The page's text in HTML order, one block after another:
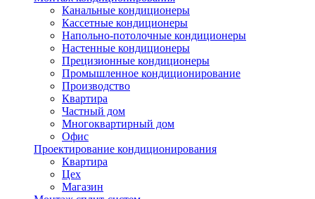
Канальные кондиционеры
Кассетные кондиционеры
Напольно-потолочные кондиционеры
Настенные кондиционеры
Прецизионные кондиционеры
Промышленное кондиционирование
Производство
Квартира
Частный дом
Многоквартирный дом
Офис
Проектирование кондиционирования
Квартира
Цех
Магазин